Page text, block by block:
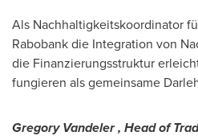
Als Nachhaltigkeitskoordinator
Rabobank die Integration von
die Finanzierungsstruktur
fungieren als gemeinsame
Gregory Vandeler, Head of